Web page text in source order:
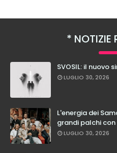
NOTIZIE
SVOSIL: il nuovo
LUGLIO 30, 2026
L'energia dei
grandi palchi con
LUGLIO 30, 2026